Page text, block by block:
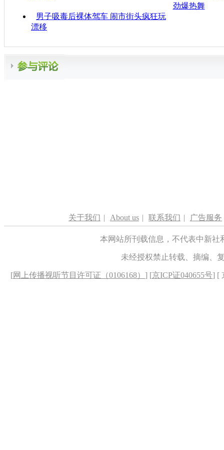
劲爆热舞
男子吸毒后裸体驾车 闹市街头疯狂玩
漂移
关于我们 | About us | 联系我们 | 广告服务
本网站所刊载信息，不代表中新
未经授权禁止转载、摘编、
[网上传播视听节目许可证（0106168） ] [京ICP证040655号] [